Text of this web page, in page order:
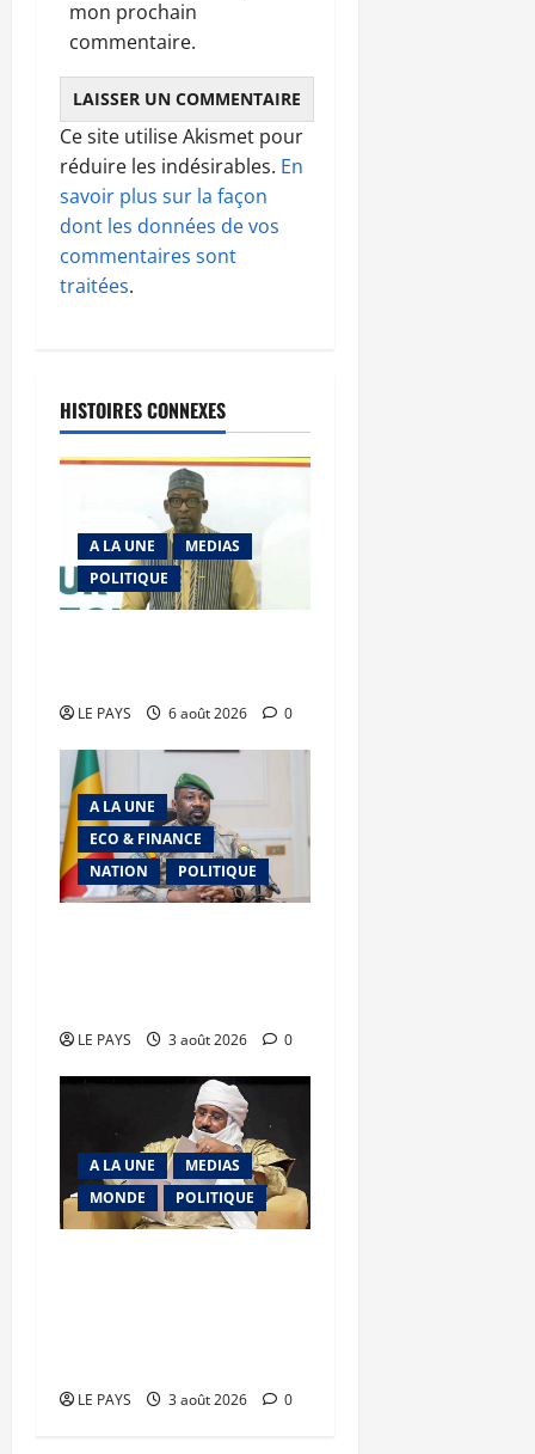
mon prochain
commentaire.
Ce site utilise Akismet pour
réduire les indésirables. En
savoir plus sur la façon
dont les données de vos
commentaires sont
traitées.
HISTOIRES CONNEXES
A LA UNE
MEDIAS
POLITIQUE
LE PAYS 6 août 2026 0
A LA UNE
ECO & FINANCE
NATION
POLITIQUE
LE PAYS 3 août 2026 0
A LA UNE
MEDIAS
MONDE
POLITIQUE
LE PAYS 3 août 2026 0